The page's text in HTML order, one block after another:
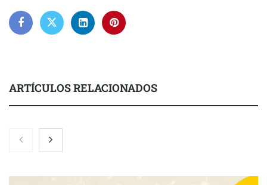
ARTÍCULOS RELACIONADOS